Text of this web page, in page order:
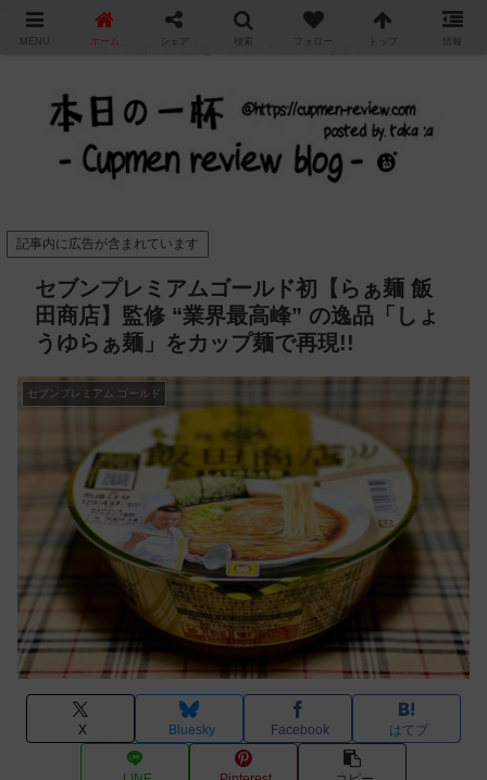
カップ麺の新商品をレビュー / アレンジするブログ
記事内に広告が含まれています
セブンプレミアムゴールド初【らぁ麺 飯
田商店】監修 “業界最高峰” の逸品「しょ
うゆらぁ麺」をカップ麺で再現!!
セブンプレミアム ゴールド
X Bluesky Facebook はてブ
MENU ホーム シェア 検索 フォロー トップ 情報